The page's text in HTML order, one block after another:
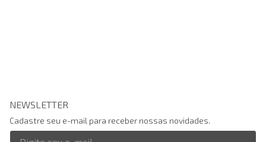
NEWSLETTER
Cadastre seu e-mail para receber nossas novidades.